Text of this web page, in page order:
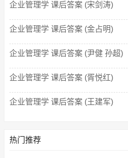
企业管理学 课后答案 (宋剑涛)
企业管理学 课后答案 (金占明)
企业管理学 课后答案 (尹健 孙超)
企业管理学 课后答案 (胥悦红)
企业管理学 课后答案 (王建军)
热门推荐